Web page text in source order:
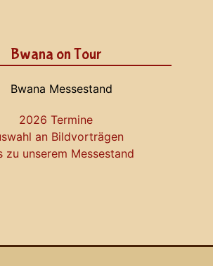
Bwana on Tour
2026 Termine
an Bildvorträgen
zu unserem Messestand